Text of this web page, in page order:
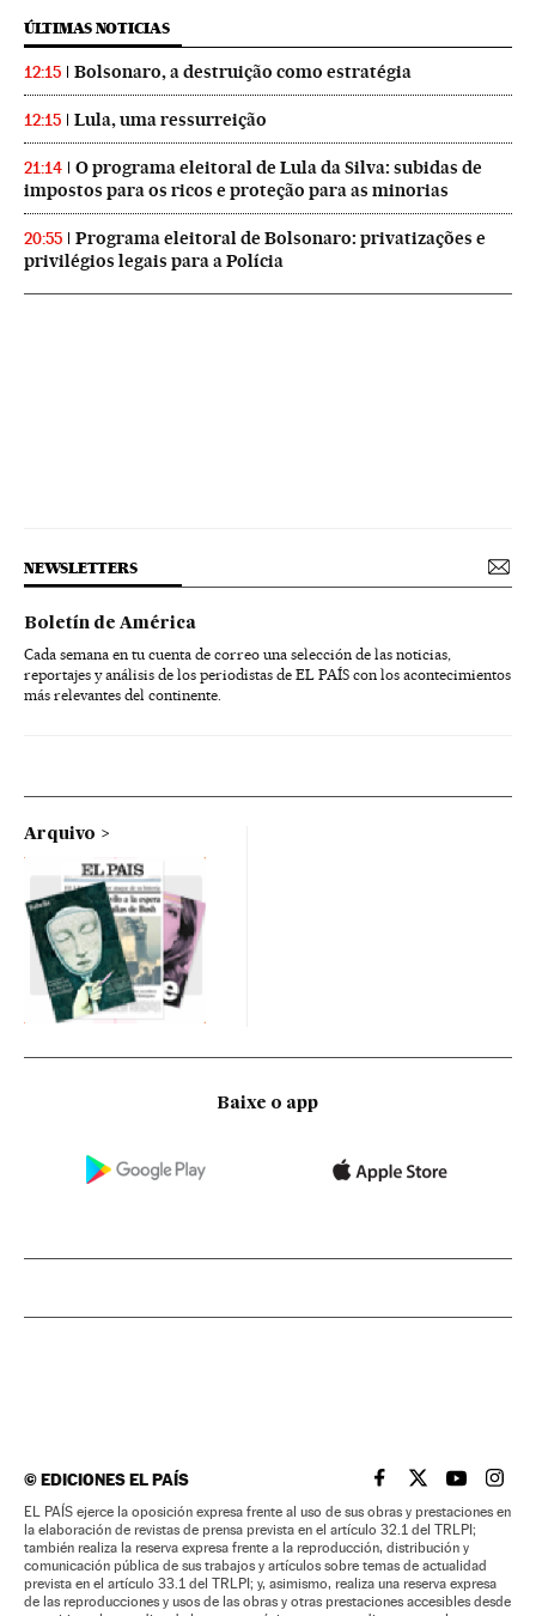
ÚLTIMAS NOTICIAS
12:15 Bolsonaro, a destruição como estratégia
12:15 Lula, uma ressurreição
21:14
O programa eleitoral de Lula da Silva: subidas de
impostos para os ricos e proteção para as minorias
20:55
Programa eleitoral de Bolsonaro: privatizações e
privilégios legais para a Polícia
NEWSLETTERS
Boletín de América
Cada semana en tu cuenta de correo una selección de las noticias,
reportajes y análisis de los periodistas de EL PAÍS con los acontecimientos
más relevantes del continente.
Arquivo
Baixe o app
©EDICIONES EL PAÍS EL PAÍS BRASIL EN
EL PAÍSEL PAÍS
EL
EL PAÍS ejerce la oposición expresa frente al uso de sus obras y prestaciones en
la elaboración de revistas de prensa prevista en el artículo 32.1 del TRLPI;
también realiza la reserva expresa frente a la reproducción, distribución y
comunicación pública de sus trabajos y artículos sobre temas de actualidad
prevista en el artículo 33.1 del TRLPI; y, asimismo, realiza una reserva expresa
de las reproducciones y usos de las obras y otras prestaciones accesibles desde